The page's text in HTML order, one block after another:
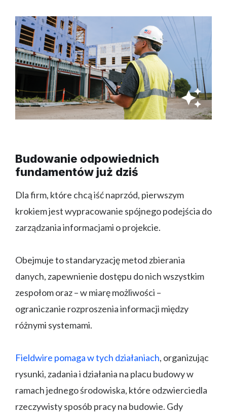
Budowanie odpowiednich
fundamentów już dziś
Dla firm, które chcą iść naprzód, pierwszym
krokiem jest wypracowanie spójnego podejścia do
zarządzania informacjami o projekcie.
Obejmuje to standaryzację metod zbierania
danych, zapewnienie dostępu do nich wszystkim
zespołom oraz – w miarę możliwości –
ograniczanie rozproszenia informacji między
różnymi systemami.
Fieldwire pomaga w tych działaniach, organizując
rysunki, zadania i działania na placu budowy w
ramach jednego środowiska, które odzwierciedla
rzeczywisty sposób pracy na budowie. Gdy